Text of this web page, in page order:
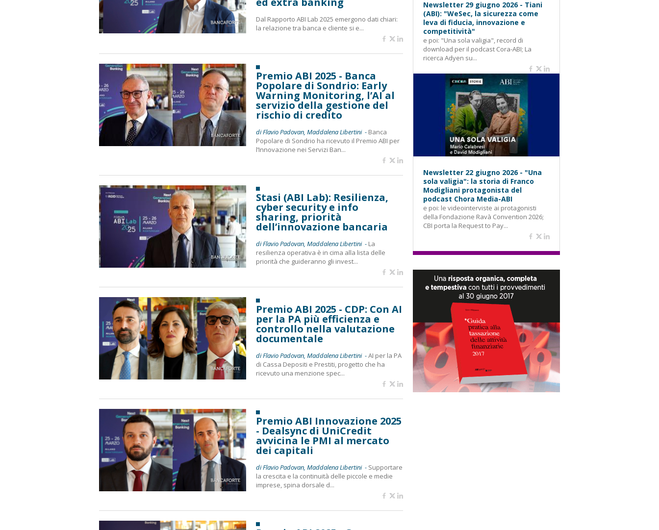
Dal Rapporto ABI Lab 2025 emergono dati chiari:
la relazione tra banca e cliente si e...
Premio ABI 2025 - Banca
Popolare di Sondrio: Early
Warning Monitoring, l’AI al
servizio della gestione del
rischio di credito
di Flavio Padovan, Maddalena Libertini - Banca
Popolare di Sondrio ha ricevuto il Premio ABI per
l’Innovazione nei Servizi Ban...
Stasi (ABI Lab): Resilienza,
cyber security e info
sharing, priorità
dell’innovazione bancaria
di Flavio Padovan, Maddalena Libertini - La
resilienza operativa è in cima alla lista delle
priorità che guideranno gli invest...
Premio ABI 2025 - CDP: Con AI
per la PA più efficienza e
controllo nella valutazione
documentale
di Flavio Padovan, Maddalena Libertini -AI per la PA
di Cassa Depositi e Prestiti, progetto che ha
ricevuto una menzione spec...
Premio ABI Innovazione 2025
- Dealsync di UniCredit
avvicina le PMI al mercato
dei capitali
di Flavio Padovan, Maddalena Libertini - Supportare
la crescita e la continuità delle piccole e medie
imprese, spina dorsale d...
Newsletter 29 giugno 2026 - Tiani
(ABI): "WeSec, la sicurezza come
leva di fiducia, innovazione e
competitività"
e poi: "Una sola valigia", record di
download per il podcast Cora-ABI; La
ricerca Adyen su...
Newsletter 22 giugno 2026 - "Una
sola valigia": la storia di Franco
Modigliani protagonista del
podcast Chora Media-ABI
e poi: le videointerviste ai protagonisti
della Fondazione Ravà Convention 2026;
CBI porta la Request to Pay...